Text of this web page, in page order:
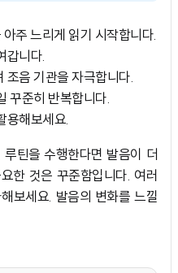
아주 느리게 읽기 시작합니다.
갑니다.
조음 기관을 자극합니다.
꾸준히 반복합니다.
용해보세요.
틴을 수행한다면 발음이 더
한 것은 꾸준함입니다. 여러
보세요. 발음의 변화를 느낄